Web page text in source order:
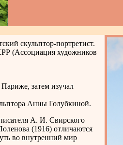
скульптор-портретист.
(Ассоциация художников
затем изучал
Анны Голубкиной.
A. И. Свирского
(1916) отличаются
во внутренний мир